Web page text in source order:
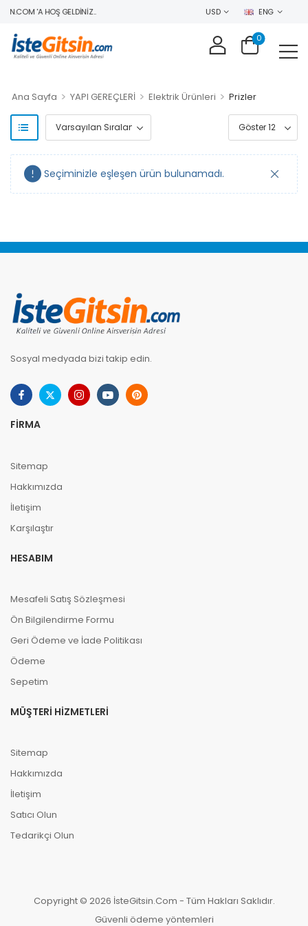
'A HOŞ GELDINIZ.. USD ENG
0
Ana Sayfa > YAPI GEREÇLERİ > Elektrik Ürünleri > Prizler
Seçiminizle eşleşen ürün bulunamadı.
Sosyal medyada bizi takip edin.
FIRMA
Sitemap
Hakkımızda
İletişim
Karşılaştır
HESABIM
Mesafeli Satış Sözleşmesi
Ön Bilgilendirme Formu
Geri Ödeme ve İade Politikası
Ödeme
Sepetim
MÜŞTERI HIZMETLERI
Sitemap
Hakkımızda
İletişim
Satıcı Olun
Tedarikçi Olun
Copyright © 2026 İsteGitsin.Com - Tüm Hakları Saklıdır.
Güvenli ödeme yöntemleri